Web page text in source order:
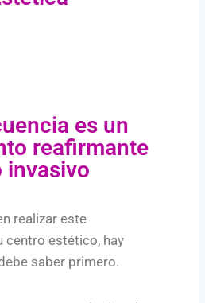
es un
reafirmante
invasivo
realizar este
centro estético, hay
saber primero.